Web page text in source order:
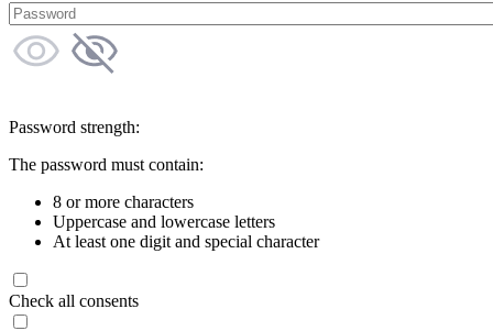
Password strength:
The password must contain:
8 or more characters
Uppercase and lowercase letters
At least one digit and special character
Check all consents